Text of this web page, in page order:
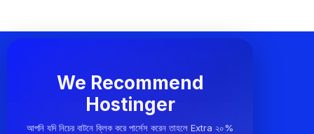
We Recommend
Hostinger
আপনি যদি নিচের বাটনে ক্লিক করে পার্সেস করেন তাহলে Extra ২০%